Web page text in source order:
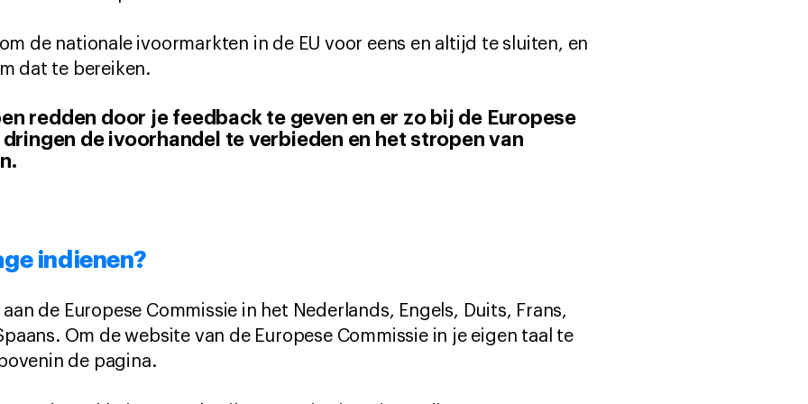
de nationale ivoormarkten in de EU voor eens en altijd te sluiten, en
dat te bereiken.
redden door je feedback te geven en er zo bij de Europese
de ivoorhandel te verbieden en het stropen van
indienen?
aan de Europese Commissie in het Nederlands, Engels, Duits, Frans,
Om de website van de Europese Commissie in je eigen taal te
de pagina.